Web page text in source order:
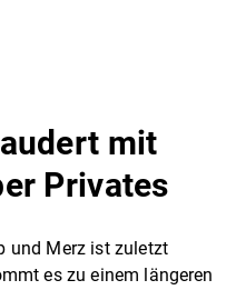
mit
Privates
und Merz ist zuletzt
es zu einem längeren